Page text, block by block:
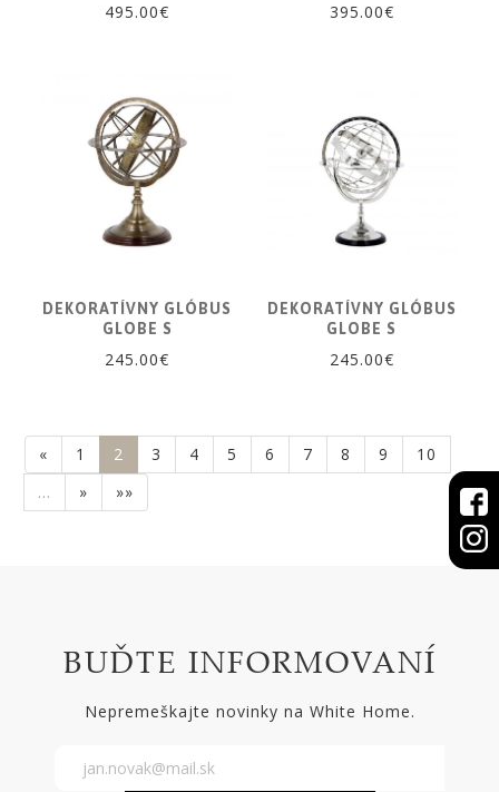
495.00€ 395.00€
DEKORATÍVNY GLÓBUS
GLOBE S
245.00€
DEKORATÍVNY GLÓBUS
GLOBE S
245.00€
« 1 2 3 4 5 6 7 8 9
10
…
» »»
BUĎTE INFORMOVANÍ
Nepremeškajte novinky na White Home.